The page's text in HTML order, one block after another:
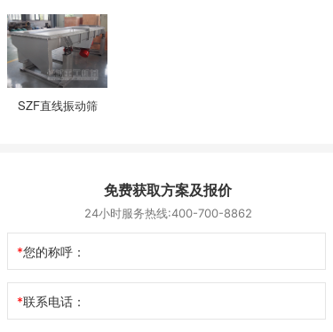
SZF直线振动筛
免费获取方案及报价
24小时服务热线:400-700-8862
您的称呼：
联系电话：